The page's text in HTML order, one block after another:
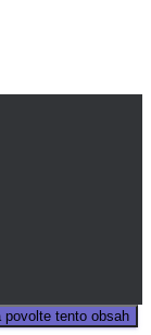
povolte tento obsah